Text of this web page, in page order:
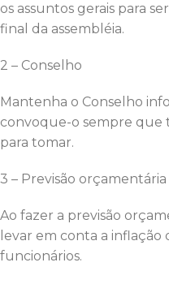
os assuntos gerais para
final da assembléia.
2 – Conselho
Mantenha o Conselho
convoque-o sempre que
para tomar.
3 – Previsão orçamentária
Ao fazer a previsão
levar em conta a inflação
funcionários.